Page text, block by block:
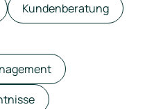
Kundenberatung